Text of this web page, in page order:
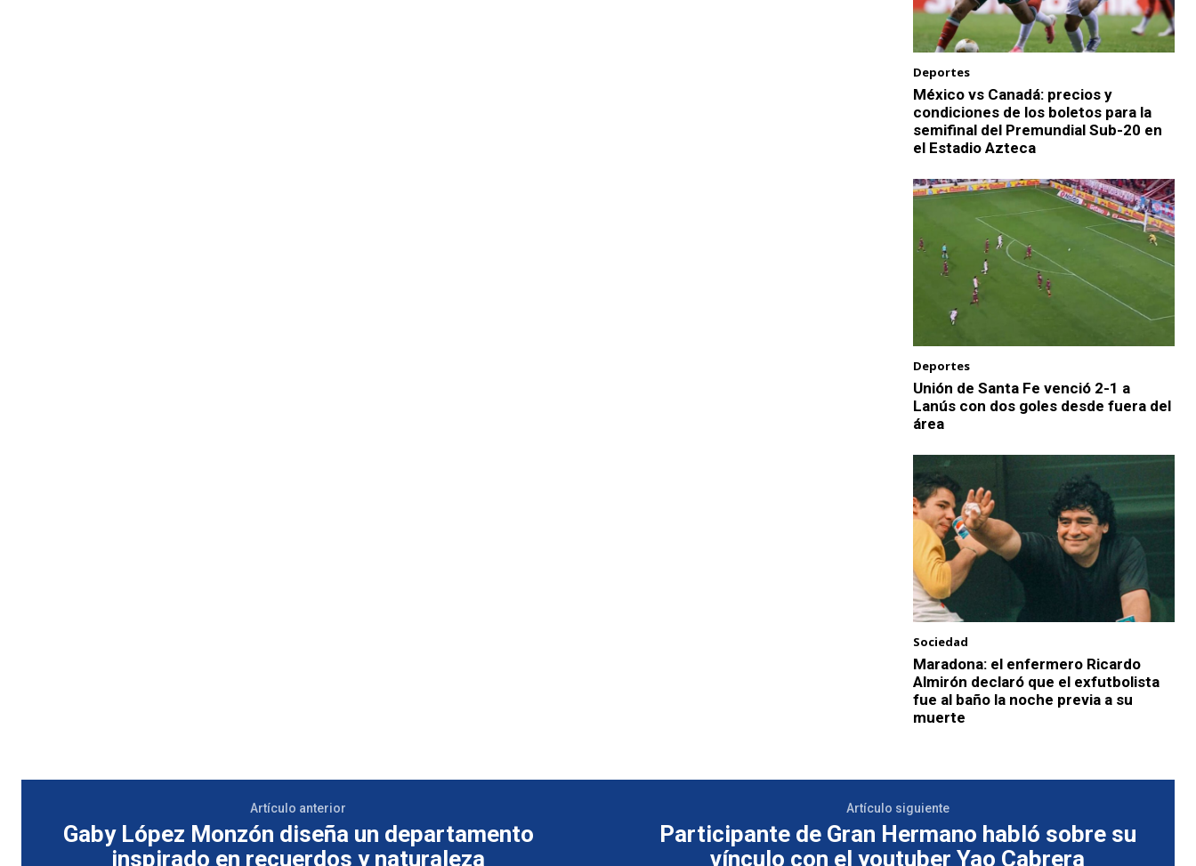
Deportes
México vs Canadá: precios y
condiciones de los boletos para la
semifinal del Premundial Sub-20 en
el Estadio Azteca
Deportes
Unión de Santa Fe venció 2-1 a
Lanús con dos goles desde fuera del
área
Sociedad
Maradona: el enfermero Ricardo
Almirón declaró que el exfutbolista
fue al baño la noche previa a su
muerte
Artículo anterior
Gaby López Monzón diseña un departamento
inspirado en recuerdos y naturaleza
Artículo siguiente
Participante de Gran Hermano habló sobre su
vínculo con el youtuber Yao Cabrera